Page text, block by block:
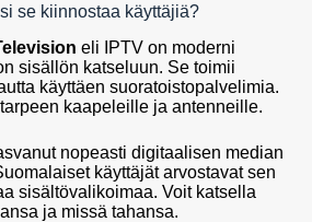
se kiinnostaa käyttäjiä?
eli IPTV on moderni
sisällön katseluun. Se toimii
käyttäen suoratoistopalvelimia.
kaapeleille ja antenneille.
nopeasti digitaalisen median
käyttäjät arvostavat sen
sisältövalikoimaa. Voit katsella
ja missä tahansa.